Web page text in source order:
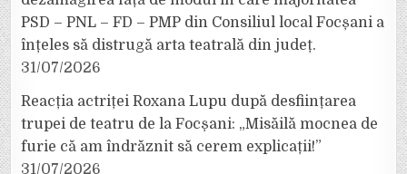
PSD – PNL – FD – PMP din Consiliul local Focșani a
înțeles să distrugă arta teatrală din județ.
31/07/2026
Reacția actriței Roxana Lupu după desființarea
trupei de teatru de la Focșani: „Misăilă mocnea de
furie că am îndrăznit să cerem explicații!”
31/07/2026